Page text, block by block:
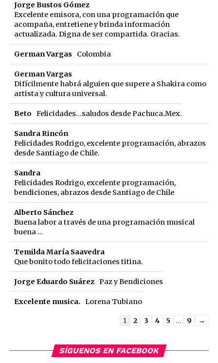
Jorge Bustos Gómez
Excelente emisora, con una programación que
acompaña, entretiene y brinda información
actualizada. Digna de ser compartida. Gracias.
German Vargas Colombia
German Vargas
Difícilmente habrá alguien que supere a Shakira como
artista y cultura universal.
Beto Felicidades...saludos desde Pachuca.Mex.
Sandra Rincón
Felicidades Rodrigo, excelente programación, abrazos
desde Santiago de Chile.
Sandra
Felicidades Rodrigo, excelente programación,
bendiciones, abrazos desde Santiago de Chile
Alberto Sánchez
Buena labor a través de una programación musical
buena ...
Temilda María Saavedra
Que bonito todo felicitaciones titina.
Jorge Eduardo Suárez Paz y Bendiciones
Excelente musica. Lorena Tubiano
Guestbook
1 2 3 4 5 ... 9 →
SÍGUENOS EN FACEBOOK